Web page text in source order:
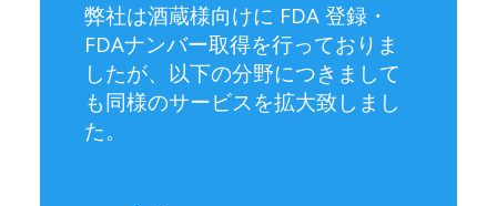
弊社は酒蔵様向けに FDA 登録・
FDAナンバー取得を行っておりま
したが、以下の分野につきまして
も同様のサービスを拡大致しまし
た。